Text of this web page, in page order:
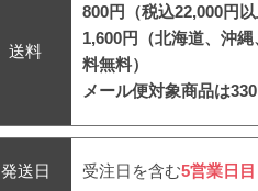
送料
800円（税込22,000円以
1,600円（北海道、沖
料無料）
メール便対象商品は
発送日 受注日を含む5営業日目